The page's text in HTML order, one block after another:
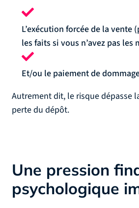
L’exécution forcée de la vente
les faits si vous n’avez pas les
Et/ou le paiement de
Autrement dit, le risque dépasse
perte du dépôt.
Une pression
psychologique